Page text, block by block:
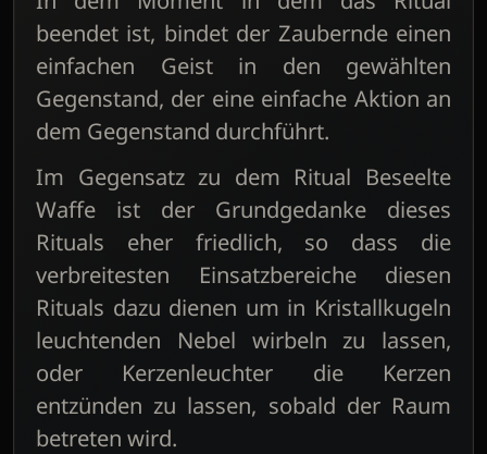
beendet ist, bindet der Zaubernde einen
einfachen Geist in den gewählten
Gegenstand, der eine einfache Aktion an
dem Gegenstand durchführt.
Im Gegensatz zu dem Ritual Beseelte
Waffe ist der Grundgedanke dieses
Rituals eher friedlich, so dass die
verbreitesten Einsatzbereiche diesen
Rituals dazu dienen um in Kristallkugeln
leuchtenden Nebel wirbeln zu lassen,
oder Kerzenleuchter die Kerzen
entzünden zu lassen, sobald der Raum
betreten wird.